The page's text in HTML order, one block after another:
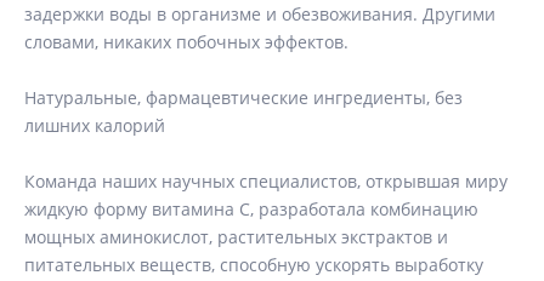
абсолютно безопасен для здоровья, не вызывает
задержки воды в организме и обезвоживания. Другими
Натуральные, фармацевтические ингредиенты, без
Команда наших научных специалистов, открывшая миру
жидкую форму витамина С, разработала комбинацию
мощных аминокислот, растительных экстрактов и